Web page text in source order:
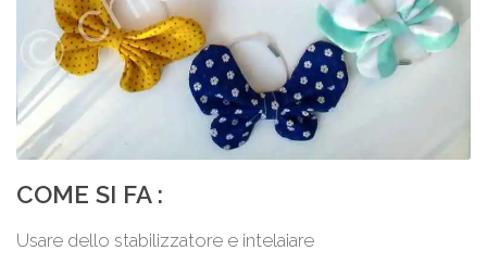
COME SI FA :
Usare dello stabilizzatore e intelaiare